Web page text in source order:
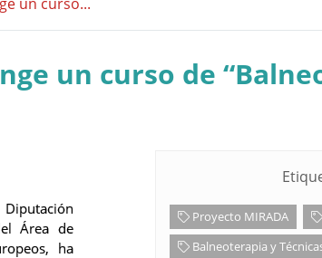
un curso de
Área de
ha
Proyecto MIRADA
Balneoterapia y